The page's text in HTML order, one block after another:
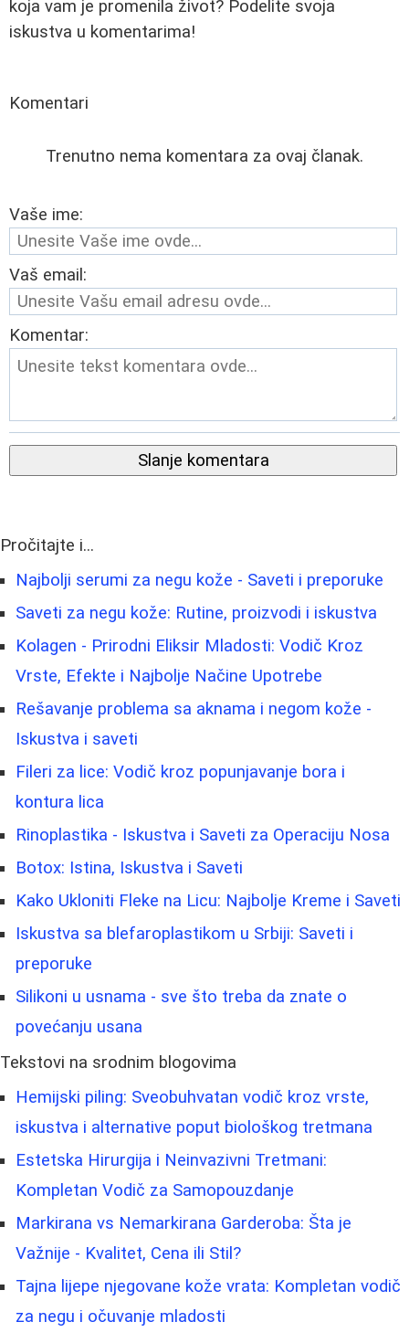
koja vam je promenila život? Podelite svoja
iskustva u komentarima!
Komentari
Trenutno nema komentara za ovaj članak.
Vaše ime:
Vaš email:
Komentar:
Slanje komentara
Pročitajte i...
Najbolji serumi za negu kože - Saveti i preporuke
Saveti za negu kože: Rutine, proizvodi i iskustva
Kolagen - Prirodni Eliksir Mladosti: Vodič Kroz
Vrste, Efekte i Najbolje Načine Upotrebe
Rešavanje problema sa aknama i negom kože -
Iskustva i saveti
Fileri za lice: Vodič kroz popunjavanje bora i
kontura lica
Rinoplastika - Iskustva i Saveti za Operaciju Nosa
Botox: Istina, Iskustva i Saveti
Kako Ukloniti Fleke na Licu: Najbolje Kreme i Saveti
Iskustva sa blefaroplastikom u Srbiji: Saveti i
preporuke
Silikoni u usnama - sve što treba da znate o
povećanju usana
Tekstovi na srodnim blogovima
Hemijski piling: Sveobuhvatan vodič kroz vrste,
iskustva i alternative poput biološkog tretmana
Estetska Hirurgija i Neinvazivni Tretmani:
Kompletan Vodič za Samopouzdanje
Markirana vs Nemarkirana Garderoba: Šta je
Važnije - Kvalitet, Cena ili Stil?
Tajna lijepe njegovane kože vrata: Kompletan vodič
za negu i očuvanje mladosti